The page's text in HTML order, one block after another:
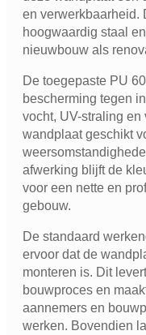
en verwerkbaarheid.
hoogwaardig staal
nieuwbouw als
De toegepaste PU
bescherming tegen
vocht, UV-straling
wandplaat geschikt
afwerking blijft de
voor een nette en
gebouw.
De standaard
ervoor dat de
monteren is. Dit
bouwproces en
aannemers en
werken. Bovendien